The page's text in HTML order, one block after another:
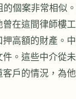
個案非常相似
在這間律師樓
高額的財產。
。這些中介從
戶的情況，為